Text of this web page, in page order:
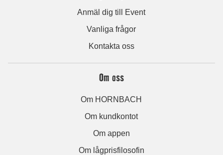
Anmäl dig till Event
Vanliga frågor
Kontakta oss
Om oss
Om HORNBACH
Om kundkontot
Om appen
Om lågprisfilosofin